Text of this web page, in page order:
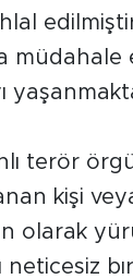
terör
kişi
olarak